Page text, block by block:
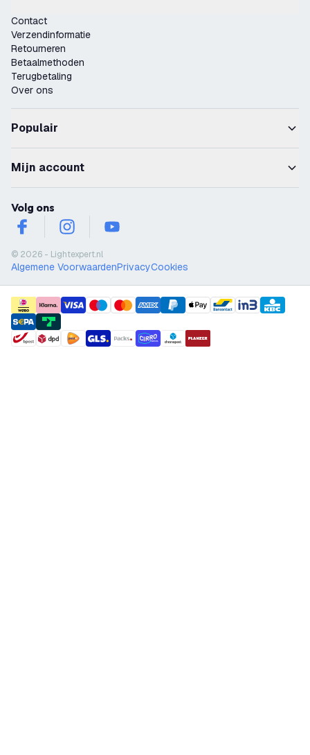
Contact
Verzendinformatie
Retourneren
Betaalmethoden
Terugbetaling
Over ons
Populair
Mijn account
Volg ons
facebookinstagramyoutube
© 2026 - Lightexpert.nl
Algemene VoorwaardenPrivacyCookies
payment methods
shipment methods